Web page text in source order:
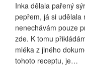
Inka dělala pařený
pepřem, já si udělala
nenechávám pouze
zde. K tomu
mléka z jiného
tohoto receptu, je…